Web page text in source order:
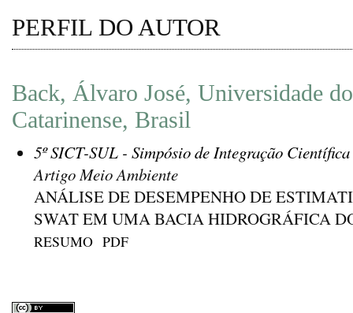
PERFIL DO AUTOR
Back, Álvaro José, Universidade
Catarinense, Brasil
5º SICT-SUL - Simpósio de Integração
Artigo Meio Ambiente
ANÁLISE DE DESEMPENHO DE
SWAT EM UMA BACIA HIDROGRÁFICA
RESUMO PDF